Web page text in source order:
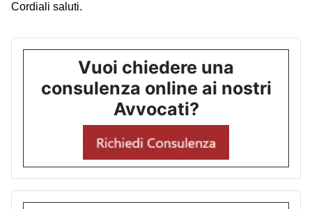
Cordiali saluti.
Vuoi chiedere una
consulenza online ai nostri
Avvocati?